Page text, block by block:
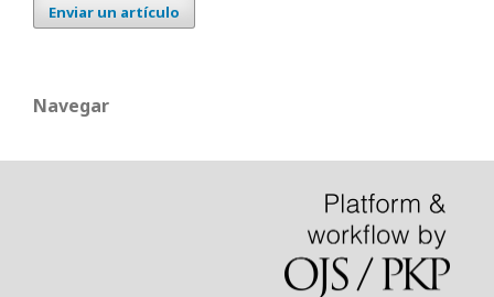
Enviar un artículo
Navegar